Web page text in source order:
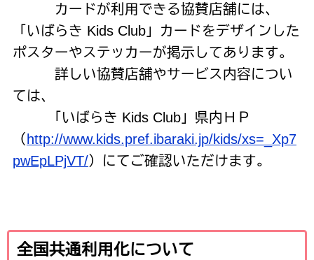
カードが利用できる協賛店舗には、
「いばらき Kids Club」カードをデザインした
ポスターやステッカーが掲示してあります。
詳しい協賛店舗やサービス内容につい
ては、
「いばらき Kids Club」県内ＨＰ
（ http://www.kids.pref.ibaraki.jp/kids/xs=_Xp7
pwEpLPjVT/）にてご確認いただけます。
全国共通利用化について